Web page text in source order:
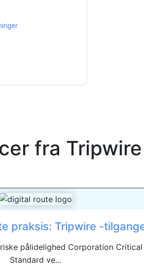
. Hvis du har
fra Tripwire
praksis: Tripwire -
pålidelighed Corporation
Standard ve...